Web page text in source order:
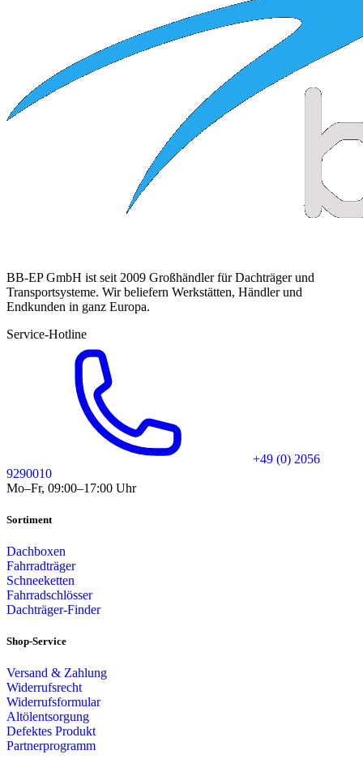
BB-EP GmbH ist seit 2009 Großhändler für Dachträger und
Transportsysteme. Wir beliefern Werkstätten, Händler und
Endkunden in ganz Europa.
Service-Hotline
+49 (0) 2056
9290010
Mo–Fr, 09:00–17:00 Uhr
Sortiment
Dachboxen
Fahrradträger
Schneeketten
Fahrradschlösser
Dachträger-Finder
Shop-Service
Versand & Zahlung
Widerrufsrecht
Widerrufsformular
Altölentsorgung
Defektes Produkt
Partnerprogramm